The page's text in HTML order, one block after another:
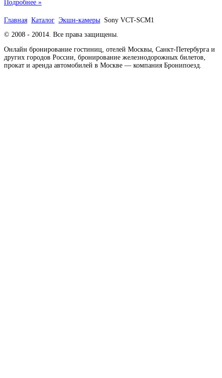
Подробнее »
Главная Каталог Экшн-камеры Sony VCT-SCM1
© 2008 - 20014. Все права защищены.
Онлайн бронирование гостиниц, отелей Москвы, Санкт-Петербурга и
других городов России, бронирование железнодорожных билетов,
прокат и аренда автомобилей в Москве — компания Бронипоезд.